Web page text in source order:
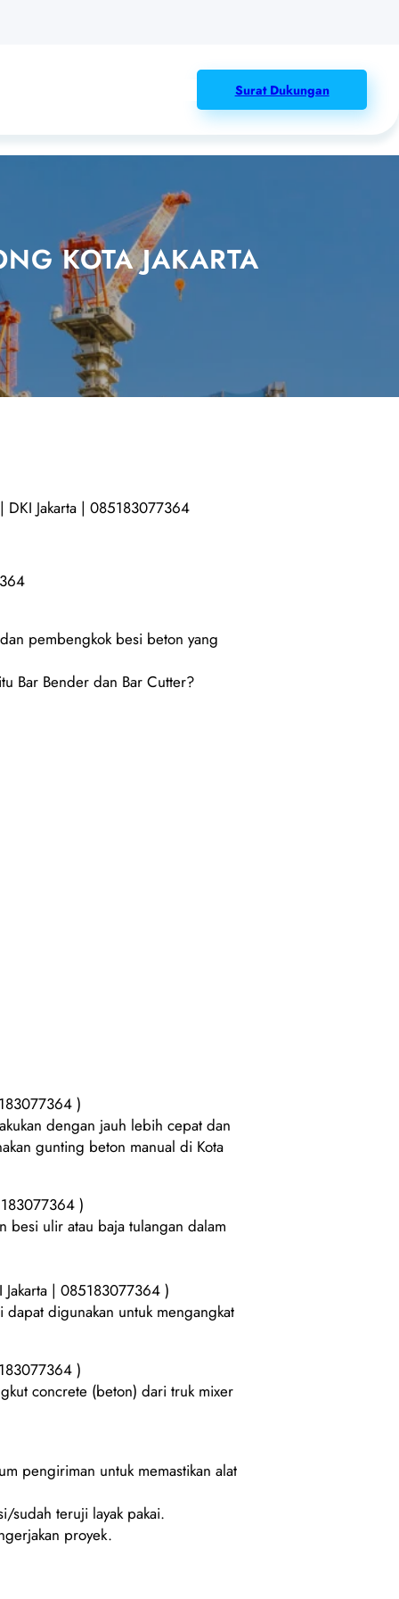
Surat Dukungan
KOTA JAKARTA
DKI Jakarta | 085183077364
pembengkok besi beton yang
Bar Bender dan Bar Cutter?
)
dengan jauh lebih cepat dan
gunting beton manual di Kota
)
besi ulir atau baja tulangan dalam
Jakarta | 085183077364 )
digunakan untuk mengangkat
)
concrete (beton) dari truk mixer
pengiriman untuk memastikan alat
sudah teruji layak pakai.
proyek.